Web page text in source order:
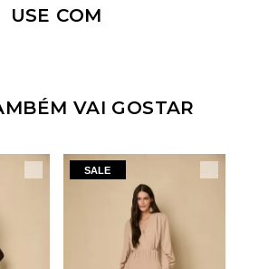
38
USE COM
VAI GOSTAR